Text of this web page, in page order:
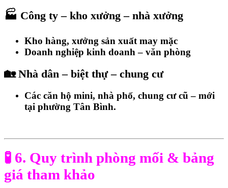
🏭 Công ty – kho xưởng – nhà xưởng
Kho hàng, xưởng sản xuất may mặc
Doanh nghiệp kinh doanh – văn phòng
🏡 Nhà dân – biệt thự – chung cư
Các căn hộ mini, nhà phố, chung cư cũ – mới
tại phường Tân Bình.
🧪 6. Quy trình phòng mối & bảng
giá tham khảo